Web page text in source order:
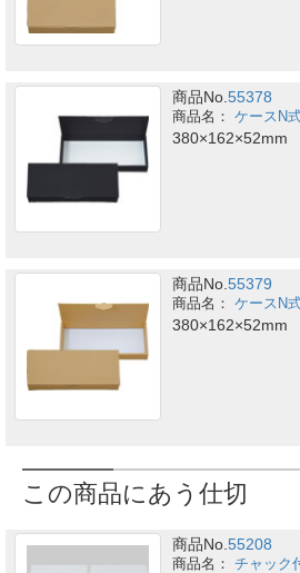
商品No.55378
ケースN
380×162×52mm
商品No.55379
ケースN
380×162×52mm
この商品にあう仕切
商品No.55208
チャック